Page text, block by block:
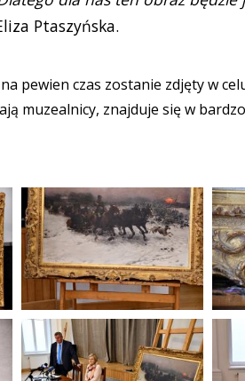
Ptaszyńska.
pewien czas zostanie zdjęty w
muzealnicy, znajduje się w